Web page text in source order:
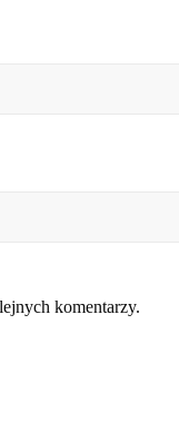
komentarzy.